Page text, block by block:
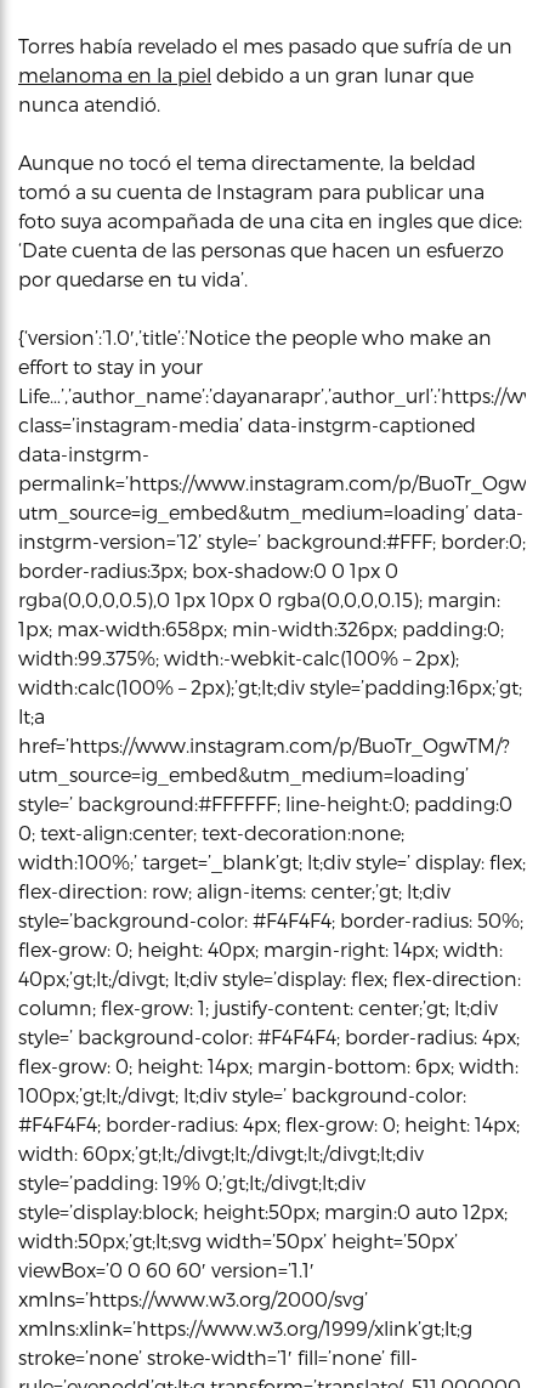
Torres había revelado el mes pasado que sufría de un
melanoma en la piel debido a un gran lunar que
nunca atendió.
Aunque no tocó el tema directamente, la beldad
tomó a su cuenta de Instagram para publicar una
foto suya acompañada de una cita en ingles que dice:
‘Date cuenta de las personas que hacen un esfuerzo
por quedarse en tu vida’.
{‘version’:’1.0′,’title’:’Notice the people who make an
effort to stay in your
Life…’,’author_name’:’dayanarapr’,’author_url’:’https://
class=’instagram-media’ data-instgrm-captioned
data-instgrm-
permalink=’https://www.instagram.com/p/
utm_source=ig_embed&utm_medium=loading’ data-
instgrm-version=’12’ style=’ background:#FFF; border:0;
border-radius:3px; box-shadow:0 0 1px 0
rgba(0,0,0,0.5),0 1px 10px 0 rgba(0,0,0,0.15); margin:
1px; max-width:658px; min-width:326px; padding:0;
width:99.375%; width:-webkit-calc(100% – 2px);
width:calc(100% – 2px);’gt;lt;div style=’padding:16px;’gt;
lt;a
href=’https://www.instagram.com/p/BuoTr_OgwTM/?
utm_source=ig_embed&utm_medium=loading’
style=’ background:#FFFFFF; line-height:0; padding:0
0; text-align:center; text-decoration:none;
width:100%;’ target=’_blank’gt; lt;div style=’ display: flex;
flex-direction: row; align-items: center;’gt; lt;div
style=’background-color: #F4F4F4; border-radius: 50%;
flex-grow: 0; height: 40px; margin-right: 14px; width:
40px;’gt;lt;/divgt; lt;div style=’display: flex; flex-direction:
column; flex-grow: 1; justify-content: center;’gt; lt;div
style=’ background-color: #F4F4F4; border-radius: 4px;
flex-grow: 0; height: 14px; margin-bottom: 6px; width:
100px;’gt;lt;/divgt; lt;div style=’ background-color:
#F4F4F4; border-radius: 4px; flex-grow: 0; height: 14px;
width: 60px;’gt;lt;/divgt;lt;/divgt;lt;/divgt;lt;div
style=’padding: 19% 0;’gt;lt;/divgt;lt;div
style=’display:block; height:50px; margin:0 auto 12px;
width:50px;’gt;lt;svg width=’50px’ height=’50px’
viewBox=’0 0 60 60′ version=’1.1′
xmlns=’https://www.w3.org/2000/svg’
xmlns:xlink=’https://www.w3.org/1999/xlink’gt;lt;g
stroke=’none’ stroke-width=’1′ fill=’none’ fill-